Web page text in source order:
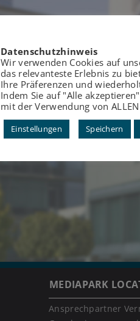
MEDIAPARK
Ansprechpartner
Datenschutzhinweis
Wir verwenden Cookies auf
das relevanteste Erlebnis zu
Ihre Präferenzen und
Indem Sie auf "Alle
mit der Verwendung von
Einstellungen Speichern